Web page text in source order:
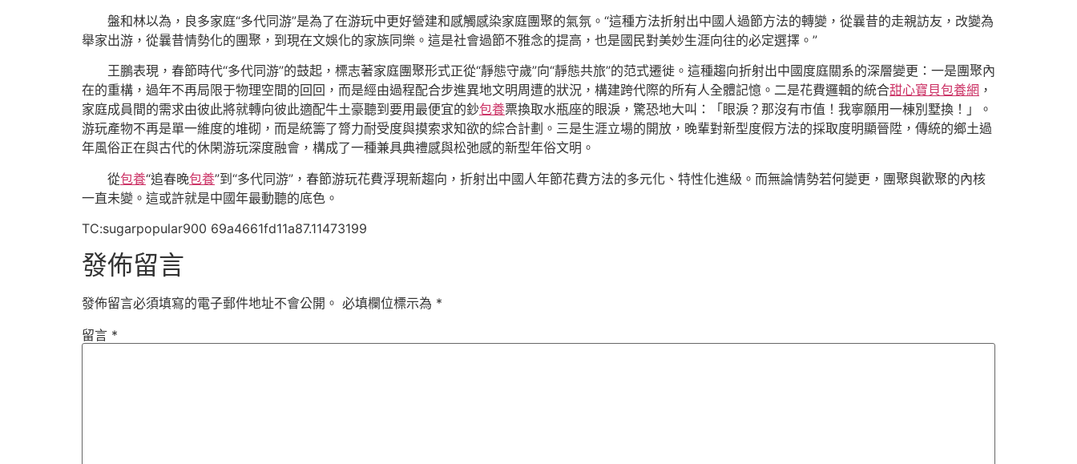
盤和林以為，良多家庭“多代同游”是為了在游玩中更好營建和感觸感染家庭團聚的氣氛。“這種方法折射出中國人過節方法的轉變，從曩昔的走親訪友，改變為
舉家出游，從曩昔情勢化的團聚，到現在文娛化的家族同樂。這是社會過節不雅念的提高，也是國民對美妙生涯向往的必定選擇。”
王鵬表現，春節時代“多代同游”的鼓起，標志著家庭團聚形式正從“靜態守歲”向“靜態共旅”的范式遷徙。這種趨向折射出中國度庭關系的深層變更：一是團聚內
在的重構，過年不再局限于物理空間的回回，而是經由過程配合步進異地文明周遭的狀況，構建跨代際的所有人全體記憶。二是花費邏輯的統合甜心寶貝包養網 ，
家庭成員間的需求由彼此將就轉向彼此適配牛土豪聽到要用最便宜的鈔包養票換取水瓶座的眼淚，驚恐地大叫：「眼淚？那沒有市值！我寧願用一棟別墅換！」。
游玩產物不再是單一維度的堆砌，而是統籌了膂力耐受度與摸索求知欲的綜合計劃。三是生涯立場的開放，晚輩對新型度假方法的採取度明顯晉陞，傳統的鄉土過
年風俗正在與古代的休閑游玩深度融會，構成了一種兼具典禮感與松弛感的新型年俗文明。
從包養“追春晚包養”到“多代同游”，春節游玩花費浮現新趨向，折射出中國人年節花費方法的多元化、特性化進級。而無論情勢若何變更，團聚與歡聚的內核
一直未變。這或許就是中國年最動聽的底色。
TC:sugarpopular900 69a4661fd11a87.11473199
發佈留言
發佈留言必須填寫的電子郵件地址不會公開。 必填欄位標示為 *
留言 *